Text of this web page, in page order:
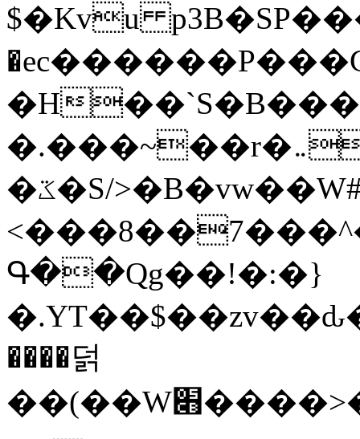
$�Kvu
�H
�.���~��r�޼�}�܅�mؕWu���K}
�ػ�S/>�B�vw��W#�I��*]\W��)Ħ�1��fC}
Գ��Qg��!�:�}
����덝
��(��W׋����>��O>�d�%Y�@�@ڻ<�z{rc&׻��z�����AeK�^�����������˩t��=x~